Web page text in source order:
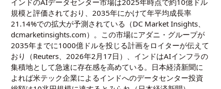
規模と評価されており、2035年にかけて年平均成長率
21.14%での拡大が予測されている（DC Market Insights、
dcmarketinsights.com）。この市場にアダニ・グループが
2035年までに1000億ドルを投じる計画をロイターが伝えて
おり（Reuters、2026年2月17日 ）、インドはAIインフラの
集積地として急速に存在感を高めている。日本経済新聞に
よれば米テック企業によるインドへのデータセンター投資